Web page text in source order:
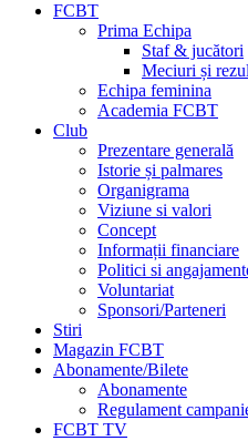
FCBT
Prima Echipa
Staf & jucători
Meciuri și
Echipa feminina
Academia FCBT
Club
Prezentare generală
Istorie și palmares
Organigrama
Viziune si valori
Concept
Informații financiare
Politici si
Voluntariat
Sponsori/Parteneri
Stiri
Magazin FCBT
Abonamente/Bilete
Abonamente
Regulament
FCBT TV